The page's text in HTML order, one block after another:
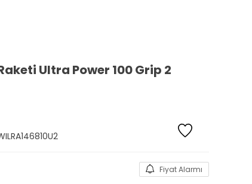
Ultra Power 100 Grip 2
Fiyat Alarmı